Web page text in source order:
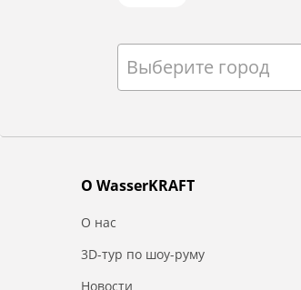
Выберите город
О WasserKRAFT
О нас
3D-тур по шоу-руму
Новости